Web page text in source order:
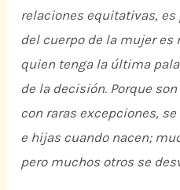
relaciones equitativas,
del cuerpo de la mujer es
quien tenga la última
de la decisión. Porque
con raras excepciones,
e hijas cuando nacen;
pero muchos otros se